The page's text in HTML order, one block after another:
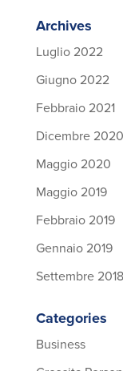
Archives
Luglio 2022
Giugno 2022
Febbraio 2021
Dicembre 2020
Maggio 2020
Maggio 2019
Febbraio 2019
Gennaio 2019
Settembre 2018
Categories
Business